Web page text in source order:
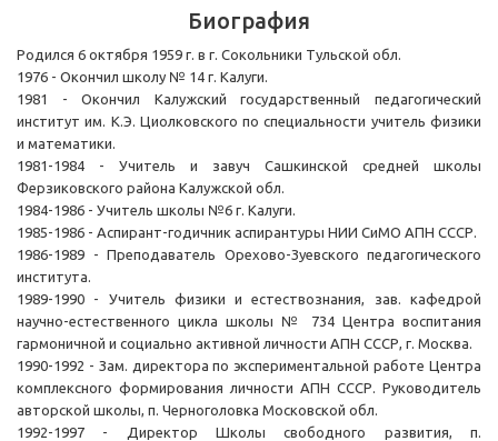
Биография
Родился 6 октября 1959 г. в г. Сокольники Тульской обл.
1976 - Окончил школу № 14 г. Калуги.
1981 - Окончил Калужский государственный педагогический
институт им. К.Э. Циолковского по специальности учитель физики
и математики.
1981-1984 - Учитель и завуч Сашкинской средней школы
Ферзиковского района Калужской обл.
1984-1986 - Учитель школы №6 г. Калуги.
1985-1986 - Аспирант-годичник аспирантуры НИИ СиМО АПН СССР.
1986-1989 - Преподаватель Орехово-Зуевского педагогического
института.
1989-1990 - Учитель физики и естествознания, зав. кафедрой
научно-естественного цикла школы № 734 Центра воспитания
гармоничной и социально активной личности АПН СССР, г. Москва.
1990-1992 - Зам. директора по экспериментальной работе Центра
комплексного формирования личности АПН СССР. Руководитель
авторской школы, п. Черноголовка Московской обл.
1992-1997 - Директор Школы свободного развития, п.